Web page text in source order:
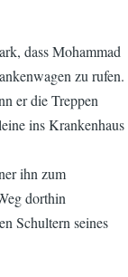
dass Mohammad
zu rufen.
er die Treppen
ins Krankenhaus
ihn zum
dorthin
Schultern seines